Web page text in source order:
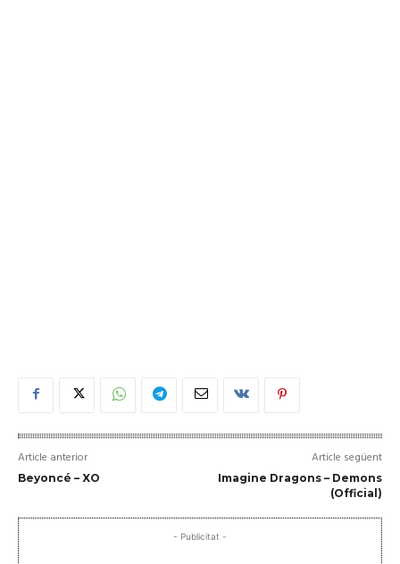
Article anterior
Beyoncé – XO
Article següent
Imagine Dragons – Demons
(Official)
- Publicitat -